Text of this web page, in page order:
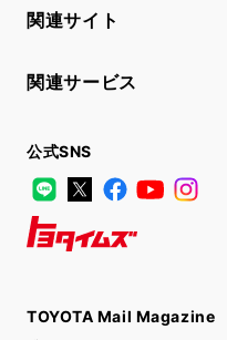
関連サイト
関連サービス
公式SNS
LINE
X FacebookYouTube
TOYOTA Mail Magazine